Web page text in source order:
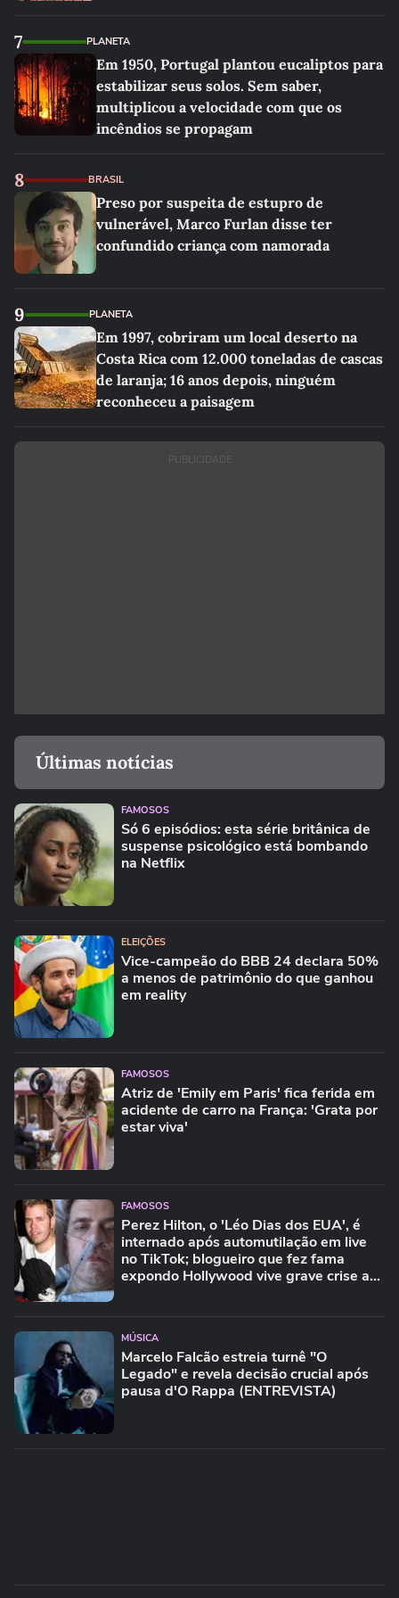
7 PLANETA
Em 1950, Portugal plantou eucaliptos para
estabilizar seus solos. Sem saber,
multiplicou a velocidade com que os
incêndios se propagam
8 BRASIL
Preso por suspeita de estupro de
vulnerável, Marco Furlan disse ter
confundido criança com namorada
9 PLANETA
Em 1997, cobriram um local deserto na
Costa Rica com 12.000 toneladas de cascas
de laranja; 16 anos depois, ninguém
reconheceu a paisagem
PUBLICIDADE
Últimas notícias
FAMOSOS
Só 6 episódios: esta série britânica de
suspense psicológico está bombando
na Netflix
ELEIÇÕES
Vice-campeão do BBB 24 declara 50%
a menos de patrimônio do que ganhou
em reality
FAMOSOS
Atriz de 'Emily em Paris' fica ferida em
acidente de carro na França: 'Grata por
estar viva'
FAMOSOS
Perez Hilton, o 'Léo Dias dos EUA', é
internado após automutilação em live
no TikTok; blogueiro que fez fama
expondo Hollywood vive grave crise aos
MÚSICA
Marcelo Falcão estreia turnê "O
Legado" e revela decisão crucial após
pausa d'O Rappa (ENTREVISTA)